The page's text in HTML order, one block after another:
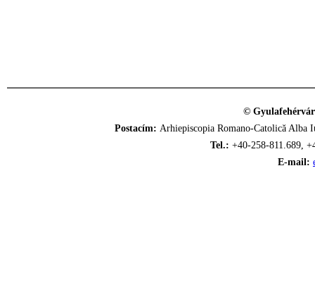
©
Postacím: Arhiepiscopia Romano-Catolică
Tel.: +40-258-811.689,
E-mail: